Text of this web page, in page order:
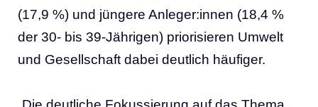
(17,9 %) und jüngere Anleger:innen (18,4 %
der 30- bis 39-Jährigen) priorisieren Umwelt
und Gesellschaft dabei deutlich häufiger.